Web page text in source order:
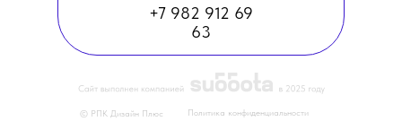
+7 982 912 69
63
Политика конфиденциальности
© РПК Дизайн Плюс